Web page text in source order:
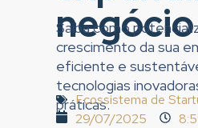
negócio
Saiba como
crescimento da sua
eficiente e
tecnologias
práticas.
Ecossistema de
29/07/2025